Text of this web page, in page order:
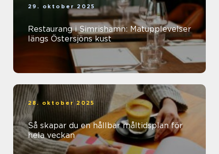
29. oktober 2025
Restaurang i Simrishamn: Matupplevelser
längs Östersjöns kust
28. oktober 2025
Så skapar du en hållbar måltidsplan för
hela veckan